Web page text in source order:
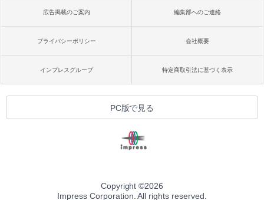
広告掲載のご案内 編集部へのご連絡
プライバシーポリシー 会社概要
インプレスグループ 特定商取引法に基づく表示
PC版で見る
Copyright ©2026
Impress Corporation. All rights reserved.